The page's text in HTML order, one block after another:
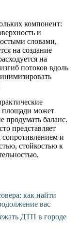
компонент:
и
словами,
на создание
на
потоков вдоль
площади может
продумать баланс.
представляет
и
стойкостью к
как найти
вас
ДТП в городе